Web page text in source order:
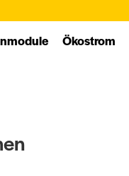
Öko­strom